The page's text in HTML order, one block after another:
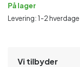
På lager
Levering: 1-2 hverdage
Vi tilbyder